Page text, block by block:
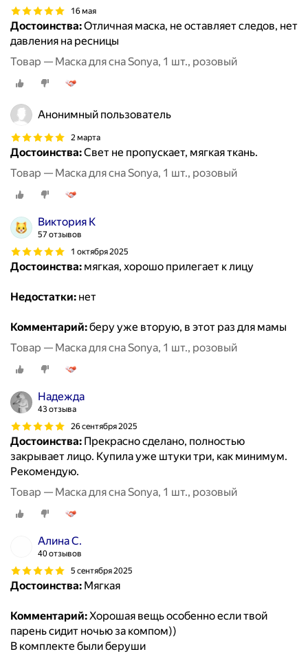
16 мая
Достоинства:Отличная маска, не оставляет следов, нет
давления на ресницы
Товар — Маска для сна Sonya, 1 шт., розовый
Анонимный пользователь
2 марта
Достоинства:Свет не пропускает, мягкая ткань.
Товар — Маска для сна Sonya, 1 шт., розовый
Виктория К
57 отзывов
1 октября 2025
Достоинства: мягкая, хорошо прилегает к лицу
Недостатки: нет
Комментарий:беру уже вторую, в этот раз для мамы
Товар — Маска для сна Sonya, 1 шт., розовый
Надежда
43 отзыва
26 сентября 2025
Достоинства: Прекрасно сделано, полностью
закрывает лицо. Купила уже штуки три, как минимум.
Рекомендую.
Товар — Маска для сна Sonya, 1 шт., розовый
Алина С.
40 отзывов
5 сентября 2025
Достоинства: Мягкая
Комментарий:Хорошая вещь особенно если твой
парень сидит ночью за компом))
В комплекте были беруши